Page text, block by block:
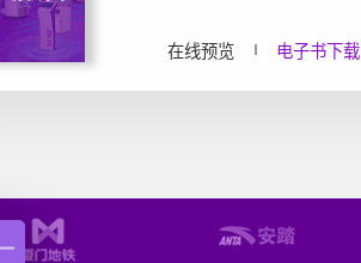
在线预览 电子书下载